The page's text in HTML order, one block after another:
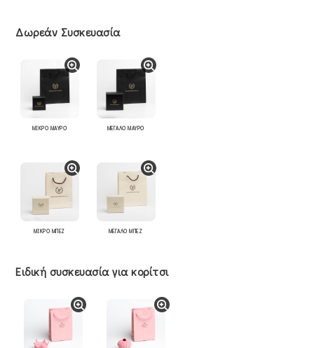
Δωρεάν Συσκευασία
ΜΙΚΡΟ ΜΑΥΡΟ ΜΕΓΑΛΟ ΜΑΥΡΟ
ΜΙΚΡΟ ΜΠΕΖ ΜΕΓΑΛΟ ΜΠΕΖ
Ειδική συσκευασία για κορίτσι